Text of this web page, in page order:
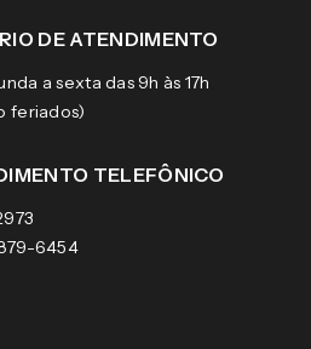
DE ATENDIMENTO
a sexta das 9h às 17h
feriados)
TELEFÔNICO
6454